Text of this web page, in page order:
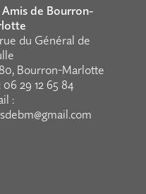
Amis de Bourron-
rue du Général de
Bourron-Marlotte
06 29 12 65 84
: